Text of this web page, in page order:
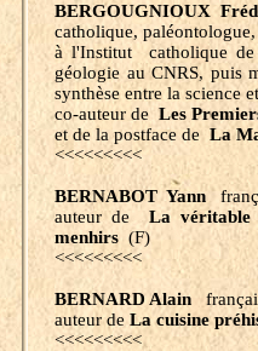
BERGOUGNIOUX
catholique,
à l'Institut catholique de
géologie au CNRS, puis
synthèse entre la science
co-auteur de Les
et de la postface de La
<<<<<<<<<
BERNABOT Yann
auteur de
La véritable
menhirs (F)
<<<<<<<<<
BERNARD Alain
auteur de La cuisine
<<<<<<<<<